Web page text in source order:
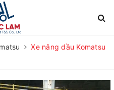
Xe nâng dầu Komatsu